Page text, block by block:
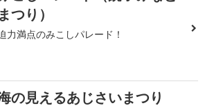
まつり）
力満点のみこしパレード！
の見えるあじさいまつり